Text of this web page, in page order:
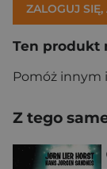
ZALOGUJ
Ten produkt
Pomóż innym
Z tego